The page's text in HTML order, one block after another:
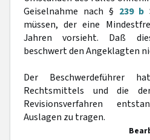
Geiselnahme nach § 239 b
müssen, der eine
Jahren vorsieht. Daß
beschwert den Angeklagten
Der Beschwerdeführer
Rechtsmittels und die
Revisionsverfahren
Auslagen zu tragen.